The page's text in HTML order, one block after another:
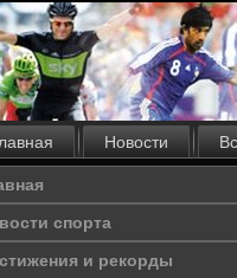
Новости
спорта
и рекорды